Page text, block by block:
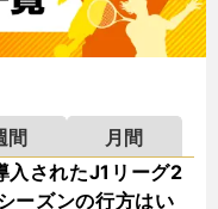
間
月間
入されたJ1リーグ2
ーズンの行方はい